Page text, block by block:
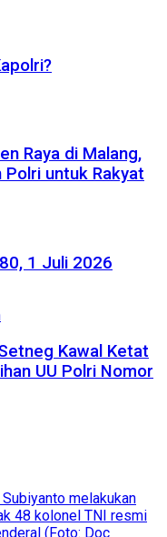
Raya di Malang,
Polri untuk Rakyat
1 Juli 2026
Kawal Ketat
UU Polri Nomor